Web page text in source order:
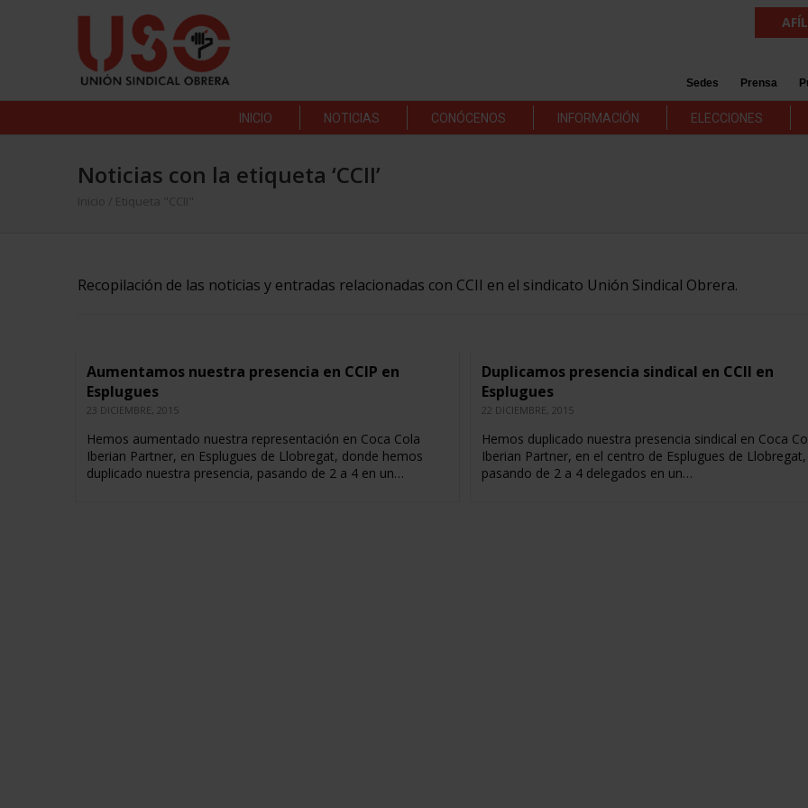
Sedes Prensa
INICIO NOTICIAS CONÓCENOS INFORMACIÓN ELECCIONES
Noticias con la etiqueta ‘CCII’
Inicio Etiqueta "CCII"
Recopilación de las noticias y entradas relacionadas con CCII en el sindicato Unión Sindical Obrera.
Aumentamos nuestra presencia en CCIP en
Esplugues
23 DICIEMBRE, 2015
Hemos aumentado nuestra representación en Coca Cola
Iberian Partner, en Esplugues de Llobregat, donde hemos
duplicado nuestra presencia, pasando de 2 a 4 en un…
Duplicamos presencia sindical en CCII en
Esplugues
22 DICIEMBRE, 2015
Hemos duplicado nuestra presencia sindical en Coca
Iberian Partner, en el centro de Esplugues de Llobregat,
pasando de 2 a 4 delegados en un…